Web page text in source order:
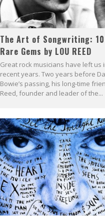
The Art of Songwriting: 10
Rare Gems by LOU REED
Great rock musicians have left us
recent years. Two years before
Bowie’s passing, his long-time
Reed, founder and leader of the...